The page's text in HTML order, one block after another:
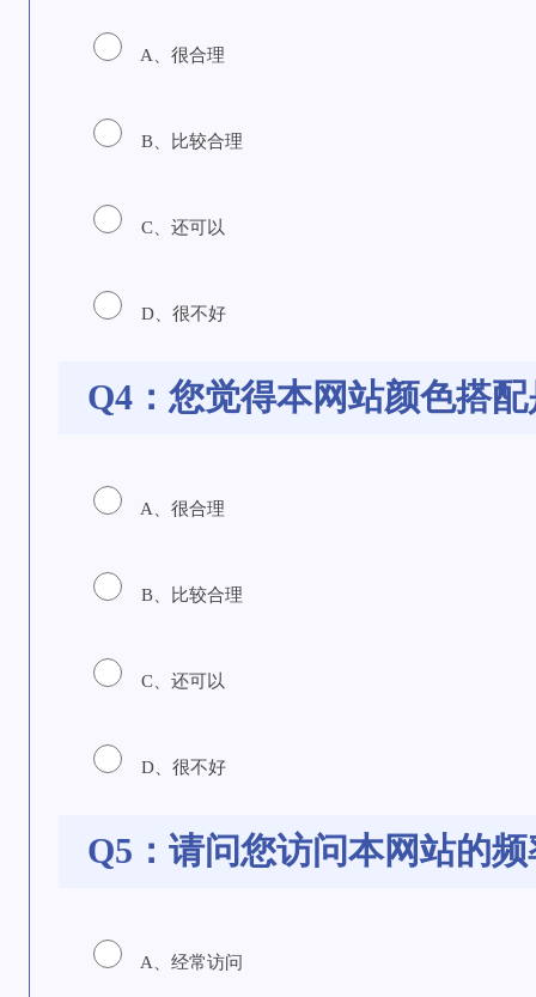
A、很合理
B、比较合理
C、还可以
D、很不好
Q4：您觉得本网站颜色搭
A、很合理
B、比较合理
C、还可以
D、很不好
Q5：请问您访问本网站的
A、经常访问